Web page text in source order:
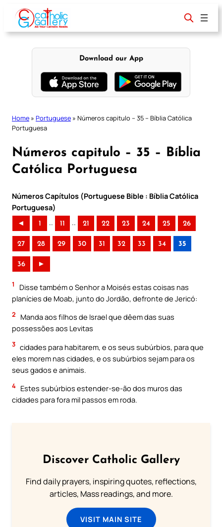
content
Download our App
Home » Portuguese » Números capitulo – 35 – Bíblia Católica
Portuguesa
Números capitulo – 35 – Bíblia
Católica Portuguesa
Números Capítulos (Portuguese Bible : Bíblia Católica
Portuguesa)
◄ 1 .. 11 .. 21 22 23 24 25 26
27 28 29 30 31 32 33 34 35
36 ►
1
Disse também o Senhor a Moisés estas coisas nas
planícies de Moab, junto do Jordão, defronte de Jericó:
2
Manda aos filhos de Israel que dêem das suas
possessões aos Levitas
3 cidades para habitarem, e os seus subúrbios, para que
eles morem nas cidades, e os subúrbios sejam para os
seus gados e animais.
4 Estes subúrbios estender-se-ão dos muros das
cidades para fora mil passos em roda.
Discover Catholic Gallery
Find daily prayers, inspiring quotes, reflections,
articles, Mass readings, and more.
VISIT MAIN SITE